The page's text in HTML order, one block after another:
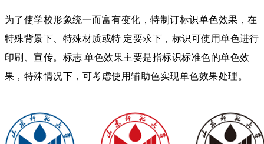
为了使学校形象统一而富有变化，特制订标识单色效果，在
特殊背景下、特殊材质或特 定要求下，标识可使用单色进行
印刷、宣传。标志 单色效果主要是指标识标准色的单色效
果，特殊情况下，可考虑使用辅助色实现单色效果处理。